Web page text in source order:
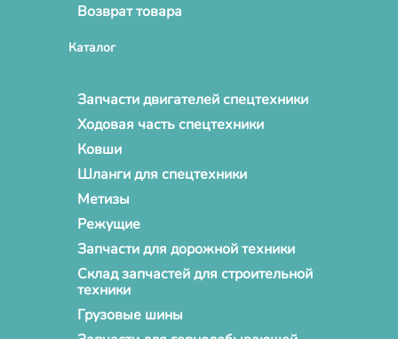
Возврат товара
Каталог
Запчасти двигателей спецтехники
Ходовая часть спецтехники
Ковши
Шланги для спецтехники
Метизы
Режущие
Запчасти для дорожной техники
Склад запчастей для строительной
техники
Грузовые шины